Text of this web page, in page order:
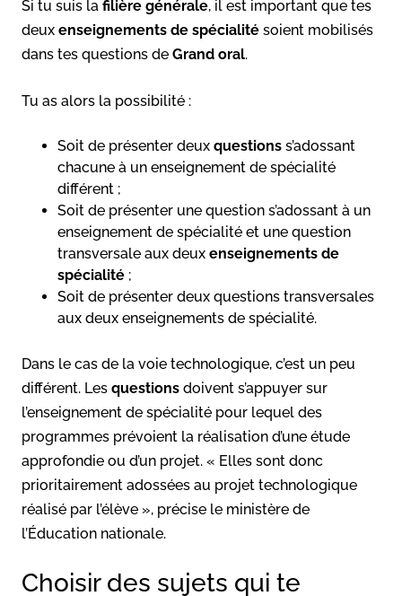
Si tu suis la filière générale, il est important que tes
deux enseignements de spécialité soient mobilisés
dans tes questions de Grand oral.
Tu as alors la possibilité :
Soit de présenter deux questions s’adossant
chacune à un enseignement de spécialité
différent ;
Soit de présenter une question s’adossant à un
enseignement de spécialité et une question
transversale aux deux enseignements de
spécialité ;
Soit de présenter deux questions transversales
aux deux enseignements de spécialité.
Dans le cas de la voie technologique, c’est un peu
différent. Les questions doivent s’appuyer sur
l’enseignement de spécialité pour lequel des
programmes prévoient la réalisation d’une étude
approfondie ou d’un projet. « Elles sont donc
prioritairement adossées au projet technologique
réalisé par l’élève », précise le ministère de
l’Éducation nationale.
Choisir des sujets qui te